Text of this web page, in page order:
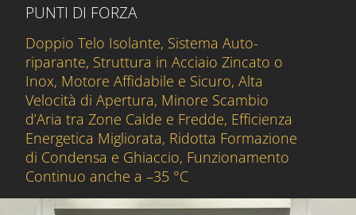
PUNTI DI FORZA
Doppio Telo Isolante, Sistema Auto-
riparante, Struttura in Acciaio Zincato o
Inox, Motore Affidabile e Sicuro, Alta
Velocità di Apertura, Minore Scambio
d’Aria tra Zone Calde e Fredde, Efficienza
Energetica Migliorata, Ridotta Formazione
di Condensa e Ghiaccio, Funzionamento
Continuo anche a –35 °C